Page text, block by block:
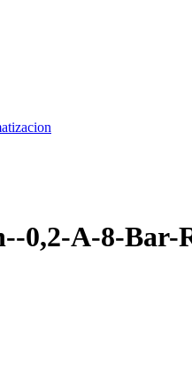
0,2-A-8-Bar-